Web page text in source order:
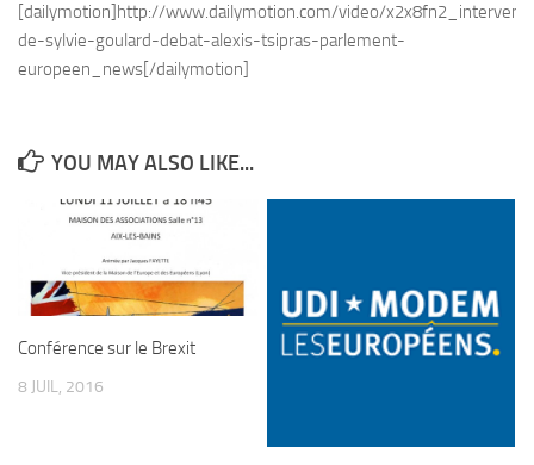
[dailymotion]http://www.dailymotion.com/video/
de-sylvie-goulard-debat-alexis-tsipras-parlement-
europeen_news[/dailymotion]
YOU MAY ALSO LIKE...
Conférence sur le Brexit
8 JUIL, 2016